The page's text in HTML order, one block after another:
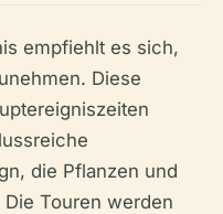
empfiehlt es sich,
Diese
die Pflanzen und
Touren werden